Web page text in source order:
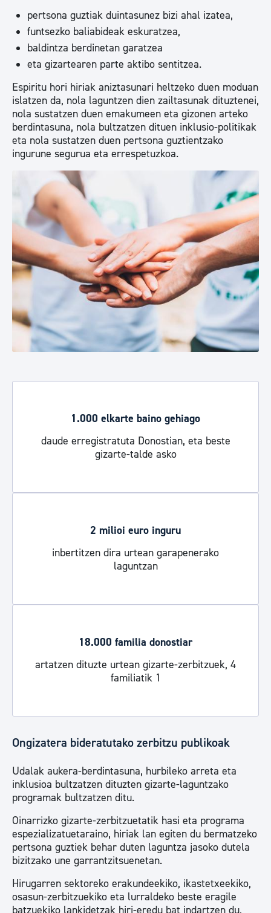
pertsona guztiak duintasunez bizi ahal izatea,
funtsezko baliabideak eskuratzea,
baldintza berdinetan garatzea
eta gizartearen parte aktibo sentitzea.
Espiritu hori hiriak aniztasunari heltzeko duen moduan
islatzen da, nola laguntzen dien zailtasunak dituztenei,
nola sustatzen duen emakumeen eta gizonen arteko
berdintasuna, nola bultzatzen dituen inklusio-politikak
eta nola sustatzen duen pertsona guztientzako
ingurune segurua eta errespetuzkoa.
1.000 elkarte baino gehiago
daude erregistratuta Donostian, eta beste
gizarte-talde asko
2 milioi euro inguru
inbertitzen dira urtean garapenerako
laguntzan
18.000 familia donostiar
artatzen dituzte urtean gizarte-zerbitzuek, 4
familiatik 1
Ongizatera bideratutako zerbitzu publikoak
Udalak aukera-berdintasuna, hurbileko arreta eta
inklusioa bultzatzen dituzten gizarte-laguntzako
programak bultzatzen ditu.
Oinarrizko gizarte-zerbitzuetatik hasi eta programa
espezializatuetaraino, hiriak lan egiten du bermatzeko
pertsona guztiek behar duten laguntza jasoko dutela
bizitzako une garrantzitsuenetan.
Hirugarren sektoreko erakundeekiko, ikastetxeekiko,
osasun-zerbitzuekiko eta lurraldeko beste eragile